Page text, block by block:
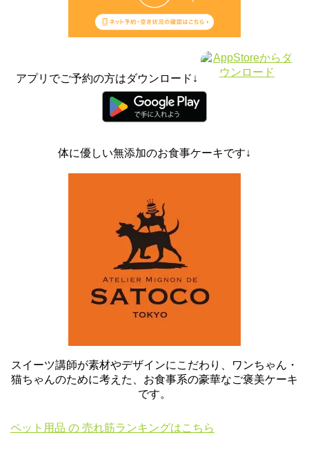
アプリでご予約の方はダウンロード↓
体に優しい無添加のお食事ケーキです↓
スイーツ講師が素材やデザインにこだわり、ワンちゃん・
猫ちゃんのために考えた、お食事系の豪華なご褒美ケーキ
です。
ペット用品 の 売れ筋ランキングはこちら